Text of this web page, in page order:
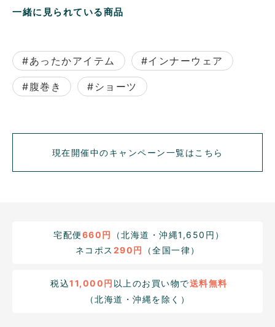
一緒に見られている商品
#あったかアイテム #インナーウェア
#腹巻き #ショーツ
現在開催中のキャンペーン一覧はこちら
宅配便660円
（北海道・沖縄1,650円）
ネコポス 290円 （全国一律）
税込11,000円 以上のお買い物で送料無料
（北海道・沖縄を除く）